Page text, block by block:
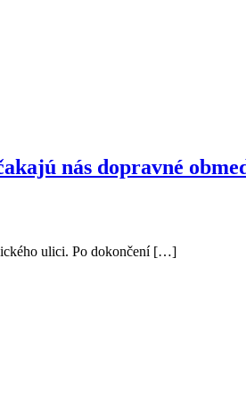
nás dopravné
ulici. Po dokončení […]